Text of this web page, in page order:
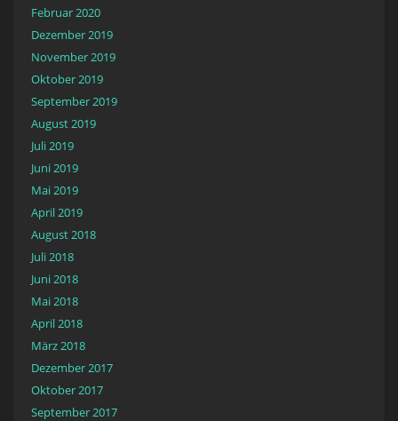
Februar 2020
Dezember 2019
November 2019
Oktober 2019
September 2019
August 2019
Juli 2019
Juni 2019
Mai 2019
April 2019
August 2018
Juli 2018
Juni 2018
Mai 2018
April 2018
März 2018
Dezember 2017
Oktober 2017
September 2017